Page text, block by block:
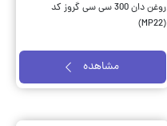
روغن دان 300 سی سی گروز کد
(MP22)
مشاهده